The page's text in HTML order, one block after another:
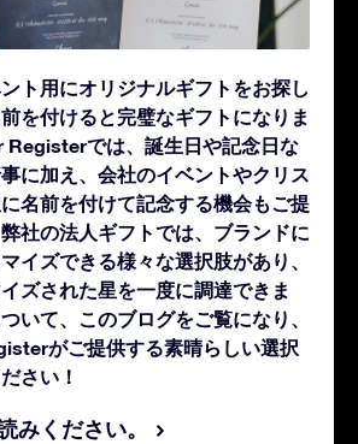
ト用にオリジナルギフトをお探し
を付けると完璧なギフトになりま
Registerでは、誕生日や記念日な
に加え、会社のイベントやクリス
名前を付けて記念する機会もご提
社の法人ギフトでは、ブランドに
イズできる様々な選択肢があり、
ズされた星を一度に調達できま
いて、このブログをご覧になり、
がご提供する素晴らしい選択
さい！
みください。